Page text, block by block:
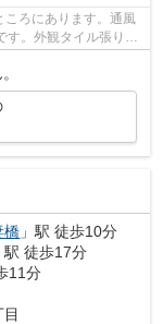
ころにあります。通風
す。外観タイル張りは
橋 」駅 徒歩10分
駅 徒歩17分
11分
目